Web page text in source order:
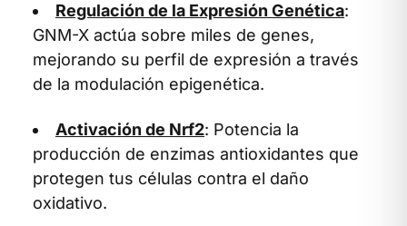
Regulación de la Expresión Genética:
GNM-X actúa sobre miles de genes,
mejorando su perfil de expresión a través
de la modulación epigenética.
Activación de Nrf2: Potencia la
producción de enzimas antioxidantes que
protegen tus células contra el daño
oxidativo.